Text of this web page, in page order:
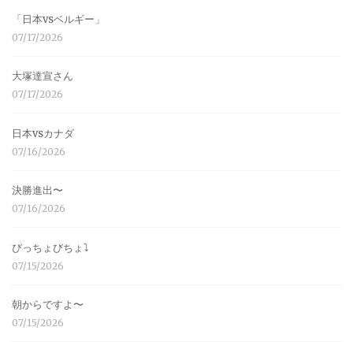
「日本vsベルギー」
07/17/2026
大塚達宣さん
07/17/2026
日本vsカナダ
07/16/2026
決勝進出〜
07/16/2026
びっちょびちょ⤵︎
07/15/2026
朝からですよ〜
07/15/2026